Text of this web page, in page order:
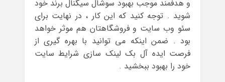
و هدفمند موجب بهبود سوشال سیگنال برند خود
شوید . توجه کنید که این کار ، در نهایت برای
سئو وب سایت و فروشگاهتان هم موثر خواهد
بود . ضمن اینکه می توانید با بهره گیری از
فرصت ایده آل بک لینک سازی شرایط سایت
خود را بهبود ببخشید .